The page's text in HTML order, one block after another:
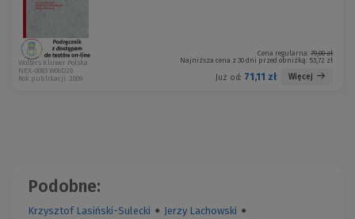
Cena regularna: 79,00 zł
Najniższa cena z 30 dni przed obniżką: 53,72 zł
Już od: 71,11 zł Więcej
Wolters Kluwer Polska
NEX-0083 W06D20
Rok publikacji: 2009
Podobne:
Krzysztof Lasiński-Sulecki ● Jerzy Lachowski ●